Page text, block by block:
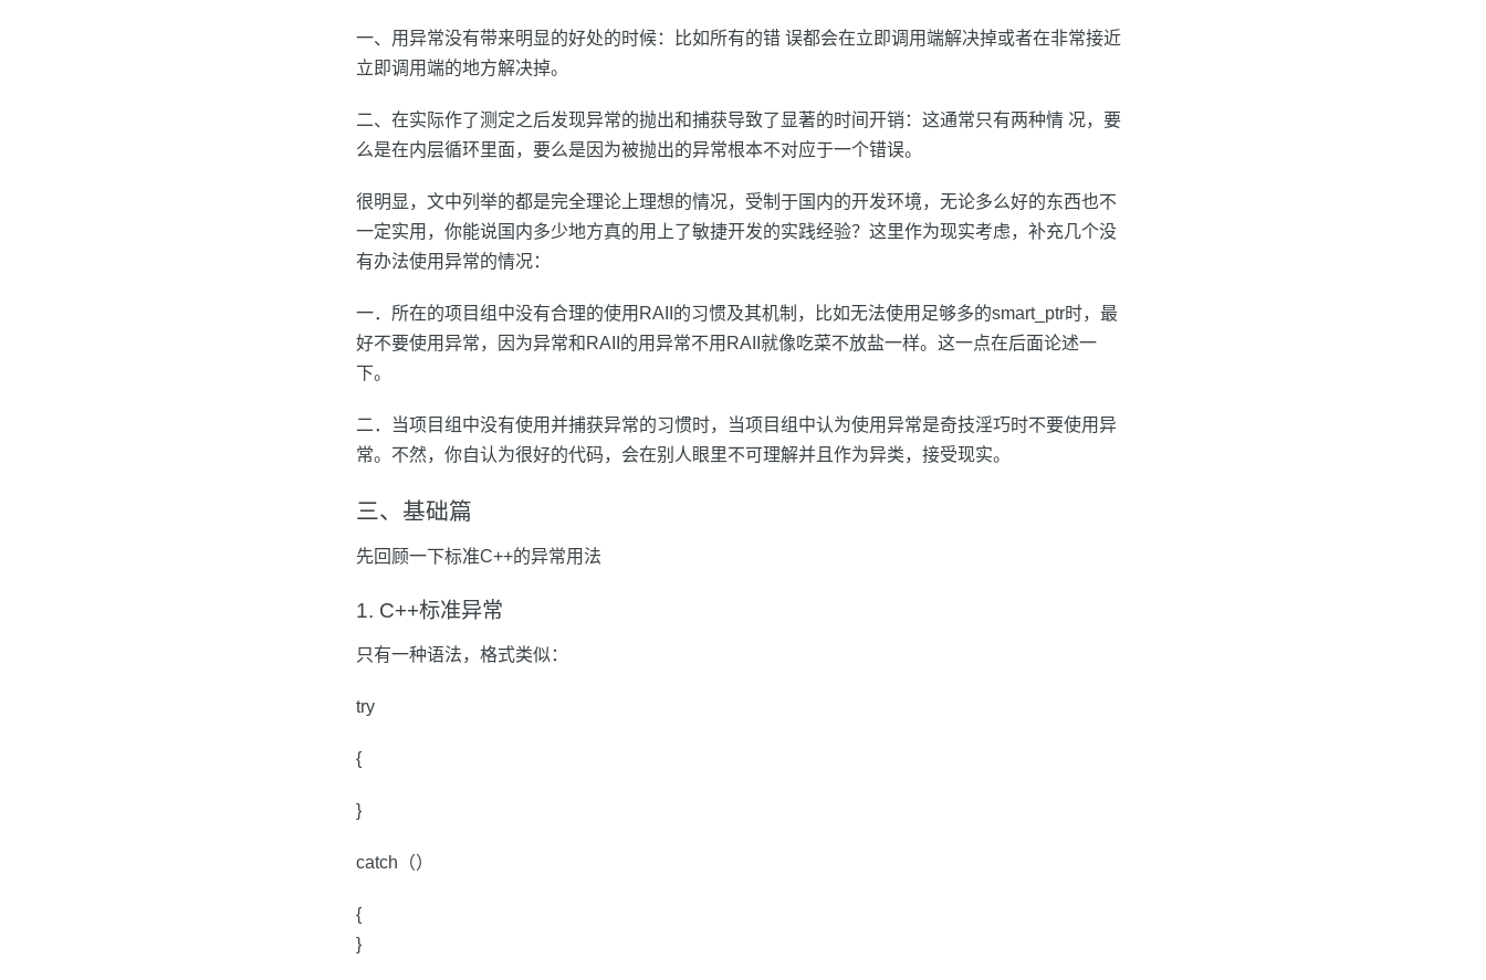
一、用异常没有带来明显的好处的时候：比如所有的错 误都会在立即调用端解决掉或者在非常接近
立即调用端的地方解决掉。
二、在实际作了测定之后发现异常的抛出和捕获导致了显著的时间开销：这通常只有两种情 况，要
么是在内层循环里面，要么是因为被抛出的异常根本不对应于一个错误。
很明显，文中列举的都是完全理论上理想的情况，受制于国内的开发环境，无论多么好的东西也不
一定实用，你能说国内多少地方真的用上了敏捷开发的实践经验？这里作为现实考虑，补充几个没
有办法使用异常的情况：
一．所在的项目组中没有合理的使用RAII的习惯及其机制，比如无法使用足够多的smart_ptr时，最
好不要使用异常，因为异常和RAII的用异常不用RAII就像吃菜不放盐一样。这一点在后面论述一
下。
二．当项目组中没有使用并捕获异常的习惯时，当项目组中认为使用异常是奇技淫巧时不要使用异
常。不然，你自认为很好的代码，会在别人眼里不可理解并且作为异类，接受现实。
三、基础篇
先回顾一下标准C++的异常用法
1. C++标准异常
只有一种语法，格式类似：
try
{
}
catch（）
{
}